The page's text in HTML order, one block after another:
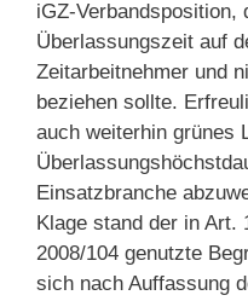
iGZ-Verbandsposition,
Überlassungszeit auf
Zeitarbeitnehmer und
beziehen sollte.
auch weiterhin grünes
Einsatzbranche
Klage stand der in
2008/104 genutzte
sich nach Auffassung